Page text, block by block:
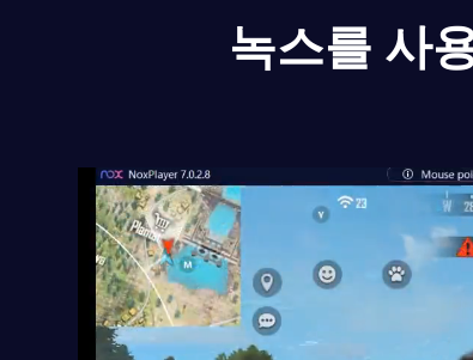
녹스를 사